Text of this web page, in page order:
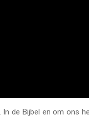
. In de Bijbel en om ons